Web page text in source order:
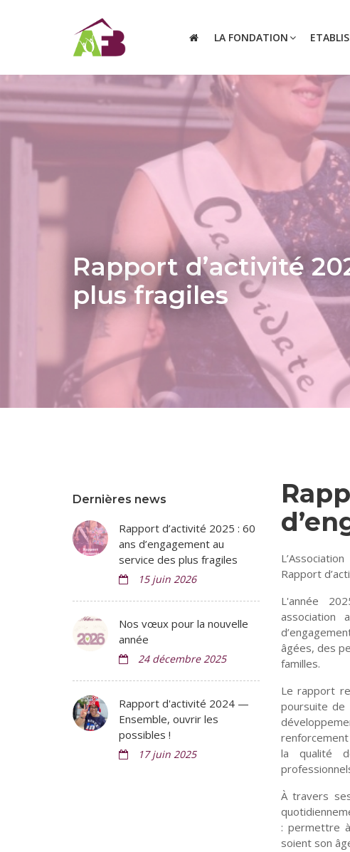
LA FONDATION
Rapport d’activité
plus fragiles
Dernières news
Rapport d’activité 2025 : 60
ans d’engagement au
service des plus fragiles
15 juin 2026
Nos vœux pour la nouvelle
année
24 décembre 2025
Rapport d'activité 2024 —
Ensemble, ouvrir les
possibles !
17 juin 2025
Rapport
L'année
association
âgées, des
familles.
Le rapport
poursuite de
renforcement
la qualité
À travers
: permettre
soient son